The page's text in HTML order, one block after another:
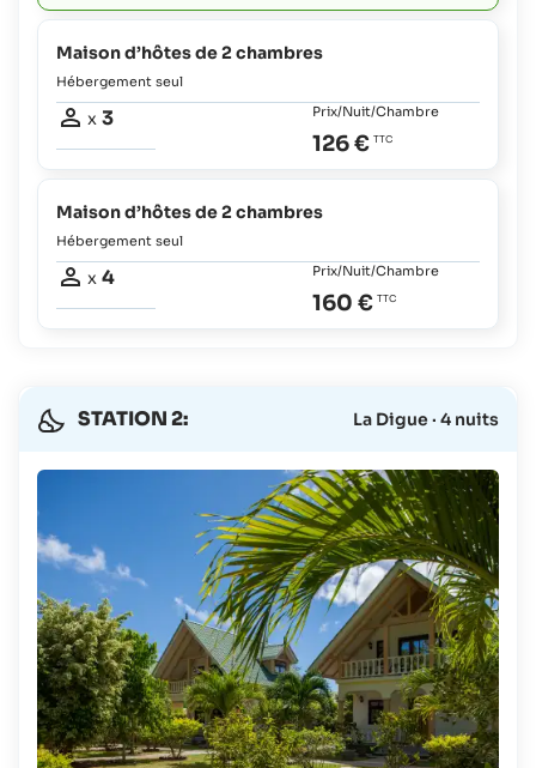
Maison d’hôtes de 2 chambres
Hébergement seul
x 3 Prix/Nuit/Chambre
126 €
Maison d’hôtes de 2 chambres
Hébergement seul
x 4 Prix/Nuit/Chambre
160 €
STATION 2: La Digue · 4 nuits